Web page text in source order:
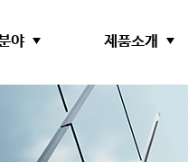
야 제품소개